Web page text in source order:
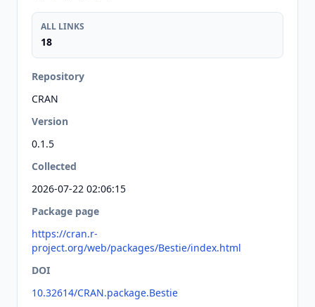
ALL LINKS
18
Repository
CRAN
Version
0.1.5
Collected
2026-07-22 02:06:15
Package page
https://cran.r-
project.org/web/packages/Bestie/index.html
DOI
10.32614/CRAN.package.Bestie